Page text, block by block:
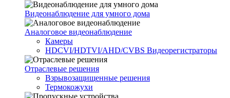
Видеонаблюдение для умного дома
Аналоговое видеонаблюдение
Камеры
HDCVI/HDTVI/AHD/CVBS Видеорегистраторы
Отраслевые решения
Взрывозащищенные решения
Термокожухи